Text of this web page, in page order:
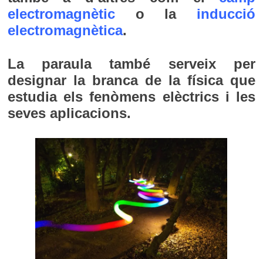
electromagnètico la inducció
electromagnètica.
La paraula també serveix per
designar la branca de la física que
estudia els fenòmens elèctrics i les
seves aplicacions.